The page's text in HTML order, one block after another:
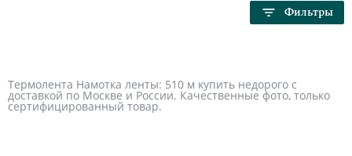
Фильтры
Термолента Намотка ленты: 510 м купить недорого с
доставкой по Москве и России. Качественные фото, только
сертифицированный товар.